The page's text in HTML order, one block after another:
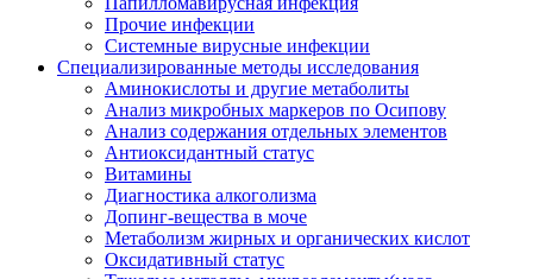
Прочие инфекции
Системные вирусные инфекции
Специализированные методы исследования
Аминокислоты и другие метаболиты
Анализ микробных маркеров по Осипову
Анализ содержания отдельных элементов
Антиоксидантный статус
Витамины
Диагностика алкоголизма
Допинг-вещества в моче
Метаболизм жирных и органических кислот
Оксидативный статус